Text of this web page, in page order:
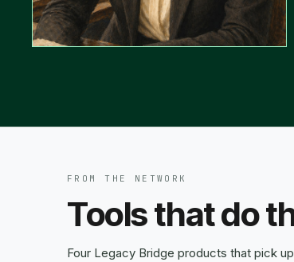
FROM THE NETWORK
Tools that do
Four Legacy Bridge products that pick